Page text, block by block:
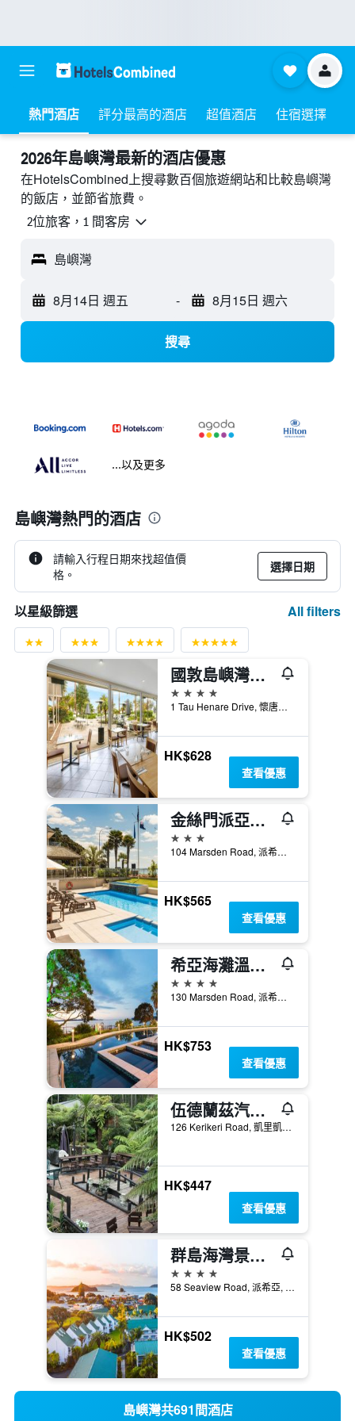
熱門酒店 評分最高的酒店 超值酒店 住宿選擇
2026年島嶼灣最新的酒店優惠
在HotelsCombined上搜尋數百個旅遊網站和比較島嶼灣
的飯店，並節省旅費。
2位旅客，1 間客房
島嶼灣
8月14日 週五 - 8月15日 週六
搜尋
...以及更多
島嶼灣熱門的酒店
請輸入行程日期來找超值價
格。
選擇日期
以星級篩選 All filters
國敦島嶼灣渡假酒店 - 懷唐伊
4星級
1 Tau Henare Drive, 懷唐伊, 紐西蘭
HK$628
查看優惠
金絲門派亞酒店
3星級
104 Marsden Road, 派希亞, 紐西蘭
HK$565
查看優惠
希亞海灘溫泉度假酒店
4星級
130 Marsden Road, 派希亞, 紐西蘭
HK$753
查看優惠
伍德蘭茲汽車旅館
126 Kerikeri Road, 凱里凱里, 紐西蘭
HK$447
查看優惠
群島海灣景區酒店
4星級
58 Seaview Road, 派希亞, 紐西蘭
HK$502
查看優惠
島嶼灣共691間酒店